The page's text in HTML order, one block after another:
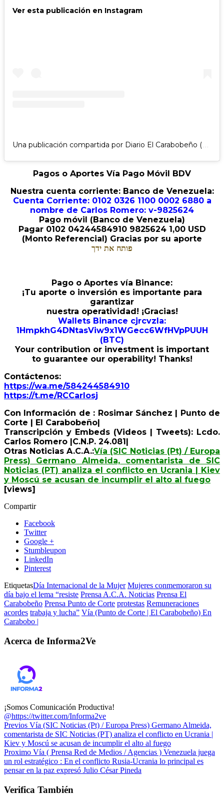
Ver esta publicación en Instagram
Pagos o Aportes Vía Pago Móvil BDV
Nuestra cuenta corriente: Banco de Venezuela:
Cuenta Corriente: 0102 0326 1100 0002 6880 a
nombre de Carlos Romero: v-9825624
Pago móvil (Banco de Venezuela)
Pagar 0102 04244584910 9825624 1,00 USD
(Monto Referencial) Gracias por su aporte
פותח את ידך
Pago o Aportes vía Binance:
¡Tu aporte o inversión es importante para
garantizar
nuestra operatividad! ¡Gracias!
Wallets Binance cjrcvzla:
1HmpkhG4DNtasViw9x1WGecc6WfHVpPUUH
(BTC)
Your contribution or investment is important
to guarantee our operability! Thanks!
Contáctenos:
https://wa.me/584244584910
https://t.me/RCCarlosj
Con Información de : Rosimar Sánchez | Punto de
Corte | El Carabobeño|
Transcripción y Embeds (Videos | Tweets): Lcdo.
Carlos Romero |C.N.P. 24.081|
Otras Noticias A.C.A.:Vía (SIC Noticias (Pt) / Europa
Press) Germano Almeida, comentarista de SIC
Noticias (PT) analiza el conflicto en Ucrania | Kiev
y Moscú se acusan de incumplir el alto al fuego
[views]
Compartir
Facebook
Twitter
Google +
Stumbleupon
LinkedIn
Pinterest
EtiquetasDía Internacional de la Mujer Mujeres conmemoraron su
día bajo el lema “resiste Prensa A.C.A. Noticias Prensa El
Carabobeño Prensa Punto de Corte protestas Remuneraciones
acordes trabaja y lucha” Vía (Punto de Corte | El Carabobeño) En
Carabobo |
Acerca de Informa2Ve
¡Somos Comunicación Productiva!
@https://twitter.com/Informa2ve
Previos Vía (SIC Noticias (Pt) / Europa Press) Germano Almeida,
comentarista de SIC Noticias (PT) analiza el conflicto en Ucrania |
Kiev y Moscú se acusan de incumplir el alto al fuego
Proximo Vía ( Prensa Red de Medios / Agencias ) Venezuela juega
un rol estratégico : En el conflicto Rusia-Ucrania lo principal es
pensar en la paz expresó Julio César Pineda
Verifica También